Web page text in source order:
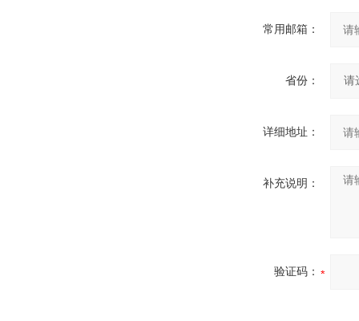
常用邮箱：
省份：
详细地址：
补充说明：
验证码：